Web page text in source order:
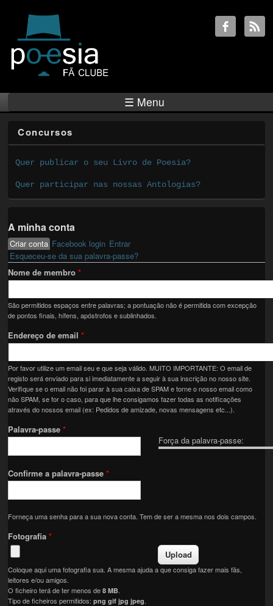
☰ Menu
Concursos
Quer publicar o seu Livro de Poesia?
Quer participar nas nossas Antologias?
A minha conta
Primary tabs
Criar conta (active tab)
Facebook login Entrar
Esqueceu-se da sua palavra-passe?
Nome de membro*
São permitidos espaços entre palavras; a pontuação não é permitida com excepção
de pontos finais, hífens, apóstrofos e sublinhados.
Endereço de email*
Por favor utilize um email seu e que seja válido. MUITO IMPORTANTE: O email de
registo será enviado para si imediatamente a seguir à sua inscrição no nosso site.
Verifique se o email não foi parar à sua caixa de SPAM e torne o nosso email como
não SPAM, se for o caso, para que lhe consigamos fazer todas as notificações
através do nossos email (ex: Pedidos de amizade, novas mensagens etc...).
Força da palavra-passe:
Palavra-passe*
Confirme a palavra-passe*
Forneça uma senha para a sua nova conta. Tem de ser a mesma nos dois campos.
Fotografia*
Coloque aqui uma fotografia sua. A mesma ajuda a que consiga fazer mais fãs,
leitores e/ou amigos.
O ficheiro terá de ter menos de8 MB
Tipo de ficheiros permitidos:png gif jpg jpeg